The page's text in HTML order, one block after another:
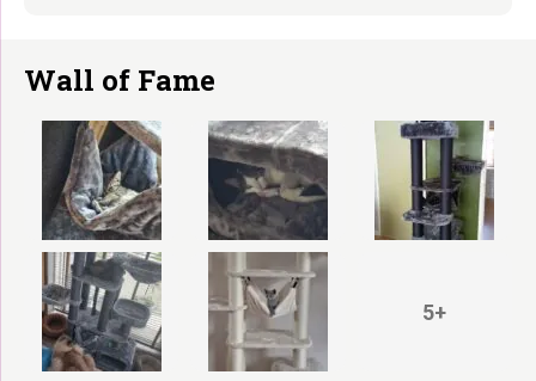
Wall of Fame
5+